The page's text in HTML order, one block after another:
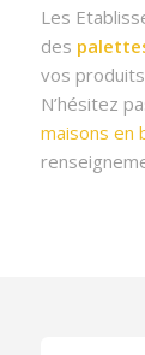
Les
des
vos
N’hésitez
maisons en